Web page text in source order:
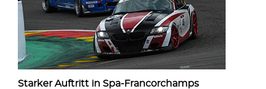
Starker Auftritt in Spa-Francorchamps